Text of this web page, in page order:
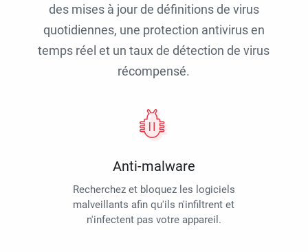
des mises à jour de définitions de virus
quotidiennes, une protection antivirus en
temps réel et un taux de détection de virus
récompensé.
Anti-malware
Recherchez et bloquez les logiciels
malveillants afin qu'ils n'infiltrent et
n'infectent pas votre appareil.